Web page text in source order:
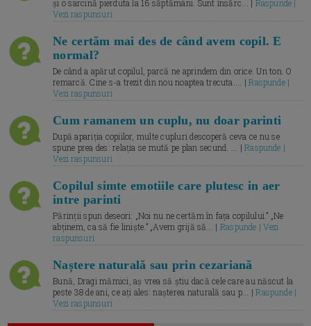
și o sarcină pierduta la 16 săptămâni. Sunt însărc... | Raspunde |
Vezi raspunsuri
Ne certăm mai des de când avem copil. E
normal?
De când a apărut copilul, parcă ne aprindem din orice. Un ton. O
remarcă. Cine s-a trezit din nou noaptea trecuta.... |Raspunde |
Vezi raspunsuri
Cum ramanem un cuplu, nu doar parinti
După apariția copiilor, multe cupluri descoperă ceva ce nu se
spune prea des: relația se mută pe plan secund. ... |Raspunde |
Vezi raspunsuri
Copilul simte emotiile care plutesc in aer
intre parinti
Părinții spun deseori: „Noi nu ne certăm în fața copilului.” „Ne
abținem, ca să fie liniște.” „Avem grijă să... | Raspunde | Vezi
raspunsuri
Naștere naturală sau prin cezariană
Bună, Dragi mămici, aș vrea să știu dacă cele care au născut la
peste 38 de ani, ce ați ales: nașterea naturală sau p... |Raspunde |
Vezi raspunsuri